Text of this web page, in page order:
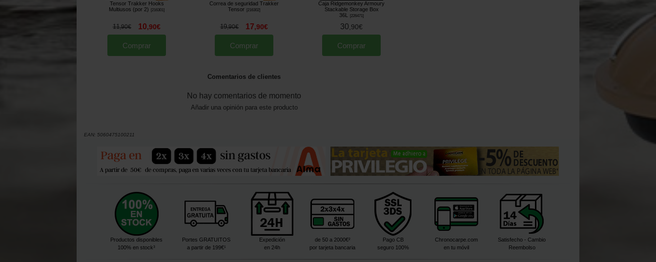
Tensor Trakker Hooks
Multiusos (por 2)
216301]
11,90€ 10,90€
Comprar
Correa de seguridad Trakker
Tensor
216302]
19,90€ 17,90€
Comprar
Caja Ridgemonkey Armoury
Stackable Storage Box
36L
226471]
30,90€
Comprar
Comentarios de clientes
No hay comentarios de momento
Añadir una opinión para este producto
EAN: 5060475100211
Productos disponibles
100% en stock³
Portes GRATUITOS
a partir de 199€¹
Expedición
en 24h
de 50 a 2000€²
por tarjeta bancaria
Pago CB
seguro 100%
Chronocarpe.com
en tu móvil
Satisfecho - Cambio
Reembolso